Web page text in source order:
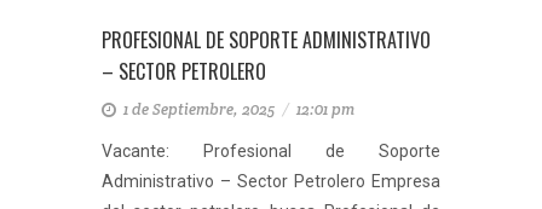
PROFESIONAL DE SOPORTE ADMINISTRATIVO
– SECTOR PETROLERO
1 de Septiembre, 2025 / 12:01 pm
Vacante: Profesional de Soporte
Administrativo – Sector Petrolero Empresa